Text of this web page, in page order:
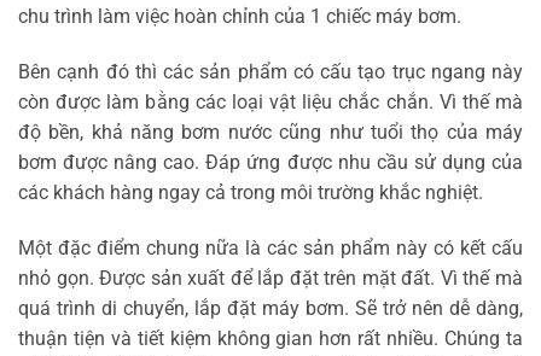
chu trình làm việc hoàn chỉnh của 1 chiếc máy bơm.
Bên cạnh đó thì các sản phẩm có cấu tạo trục ngang này
còn được làm bằng các loại vật liệu chắc chắn. Vì thế mà
độ bền, khả năng bơm nước cũng như tuổi thọ của máy
bơm được nâng cao. Đáp ứng được nhu cầu sử dụng của
các khách hàng ngay cả trong môi trường khắc nghiệt.
Một đặc điểm chung nữa là các sản phẩm này có kết cấu
nhỏ gọn. Được sản xuất để lắp đặt trên mặt đất. Vì thế mà
quá trình di chuyển, lắp đặt máy bơm. Sẽ trở nên dễ dàng,
thuận tiện và tiết kiệm không gian hơn rất nhiều. Chúng ta